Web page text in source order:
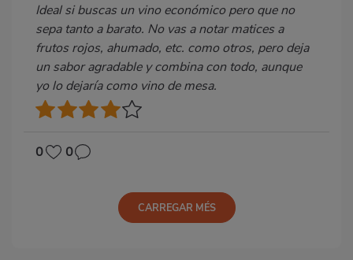
Ideal si buscas un vino económico pero que no
sepa tanto a barato. No vas a notar matices a
frutos rojos, ahumado, etc. como otros, pero deja
un sabor agradable y combina con todo, aunque
yo lo dejaría como vino de mesa.
0 0
CARREGAR MÉS